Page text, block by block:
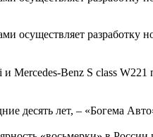
осуществляет разработку
Benz S class W221
десять лет, – «Богема